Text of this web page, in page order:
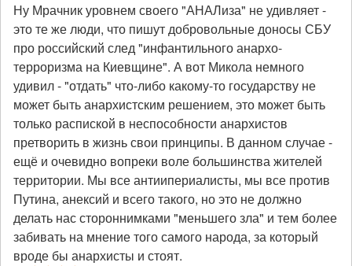
Ну Мрачник уровнем своего "АНАЛиза" не удивляет -
это те же люди, что пишут добровольные доносы СБУ
про российский след "инфантильного анархо-
терроризма на Киевщине". А вот Микола немного
удивил - "отдать" что-либо какому-то государству не
может быть анархистским решением, это может быть
только распиской в неспособности анархистов
претворить в жизнь свои принципы. В данном случае -
ещё и очевидно вопреки воле большинства жителей
территории. Мы все антиипериалисты, мы все против
Путина, анексий и всего такого, но это не должно
делать нас стороннимками "меньшего зла" и тем более
забивать на мнение того самого народа, за который
вроде бы анархисты и стоят.